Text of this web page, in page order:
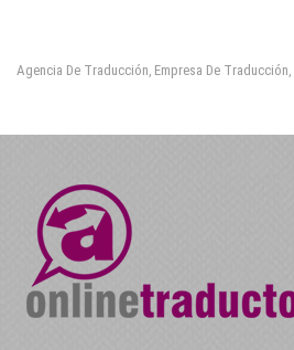
Agencia De Traducción, Empresa De Traducción,